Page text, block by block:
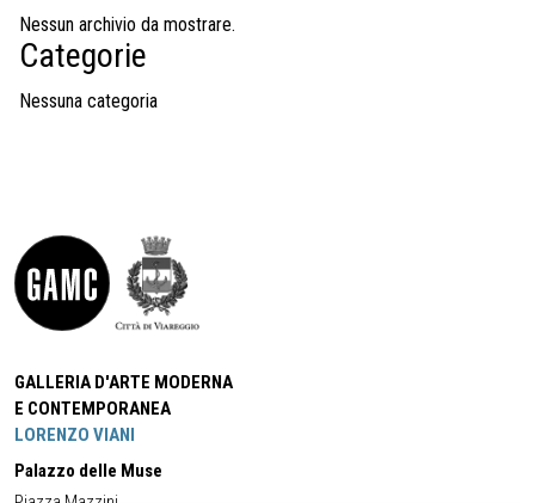
Nessun archivio da mostrare.
Categorie
Nessuna categoria
GALLERIA D'ARTE MODERNA
E CONTEMPORANEA
LORENZO VIANI
Palazzo delle Muse